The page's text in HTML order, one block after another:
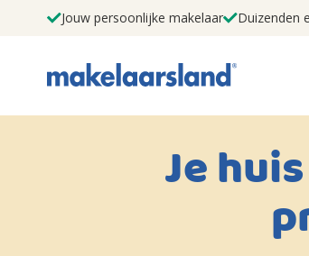
Jouw persoonlijke makelaar Duizenden
Je